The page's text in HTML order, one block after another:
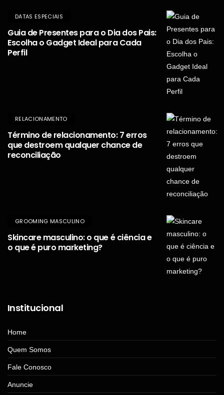
Manual do Homem Moderno
DATAS ESPECIAIS
Guia de Presentes para o Dia dos Pais:
Escolha o Gadget Ideal para Cada
Perfil
RELACIONAMENTO
Término de relacionamento: 7 erros
que destroem qualquer chance de
reconciliação
GROOMING MASCULINO
Skincare masculino: o que é ciência e
o que é puro marketing?
Institucional
Home
Quem Somos
Fale Conosco
Anuncie